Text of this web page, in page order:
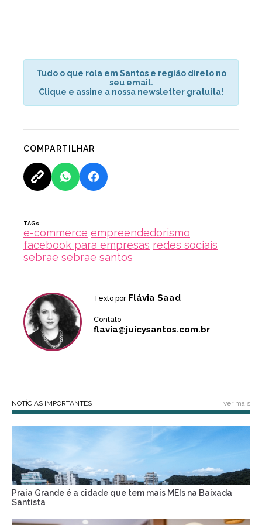
Tudo o que rola em Santos e região direto no
seu email.
Clique e assine a nossa newsletter gratuita!
COMPARTILHAR
TAGs
e-commerce empreendedorismo
facebook para empresas redes sociais
sebrae sebrae santos
Texto por Flávia Saad
Contato
flavia@juicysantos.com.br
NOTÍCIAS IMPORTANTES ver mais
Praia Grande é a cidade que tem mais MEIs na Baixada
Santista